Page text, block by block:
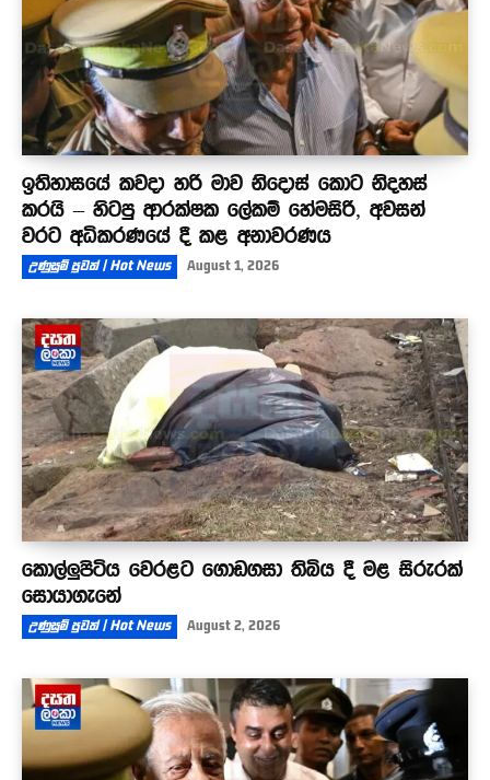
ඉතිහාසයේ කවදා හරි මාව නිදොස් කොට නිදහස්
කරයි – හිටපු ආරක්ෂක ලේකම් හේමසිරි, අවසන්
වරට අධිකරණයේ දී කළ අනාවරණය
උණුසුම් පුවත් | Hot News August 1, 2026
කොල්ලුපිටිය වෙරළට ගොඩගසා තිබිය දී මළ සිරුරක්
සොයාගැනේ
උණුසුම් පුවත් | Hot News August 2, 2026